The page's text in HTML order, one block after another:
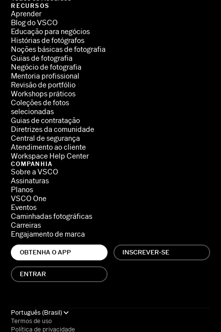
RECURSOS
Aprender
Blog do VSCO
Educação para negócios
Histórias de fotógrafos
Noções básicas de fotografia
Guias de fotografia
Negócio de fotografia
Mentoria profissional
Revisão de portfólio
Workshops práticos
Coleções de fotos
selecionadas
Guias de contratação
Diretrizes da comunidade
Central de segurança
Atendimento ao cliente
Workspace Help Center
COMPANHIA
Sobre a VSCO
Assinaturas
Planos
VSCO One
Eventos
Caminhadas fotográficas
Carreiras
Engajamento de marca
OBTENHA O APP INSCREVER-SE
ENTRAR
Português (Brasil)
Termos de uso
Política de privacidade